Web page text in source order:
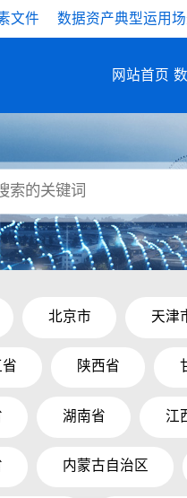
文件 数据资产典型运用
网站首页
北京市 天津
陕西省
湖南省 江
内蒙古自治区